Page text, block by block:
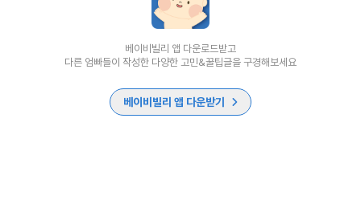
베이비빌리 앱 다운로드받고
다른 엄빠들이 작성한 다양한 고민&꿀팁글을 구경해보세요
베이비빌리 앱 다운받기